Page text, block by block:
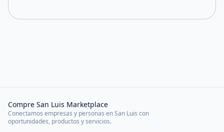
Compre San Luis Marketplace
Conectamos empresas y personas en San Luis con
oportunidades, productos y servicios.